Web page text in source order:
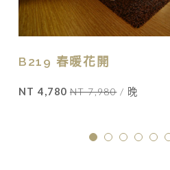
B219 春暖花開
NT 4,780 NT 7,980 / 晚